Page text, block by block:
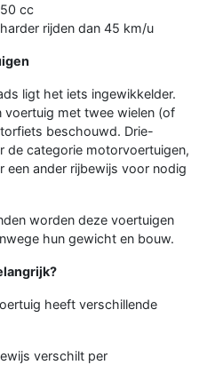
cc
rijden dan 45 km/u
ligt het iets ingewikkelder.
voertuig met twee wielen (of
beschouwd. Drie-
de categorie motorvoertuigen,
een ander rijbewijs voor nodig
worden deze voertuigen
hun gewicht en bouw.
heeft verschillende
verschilt per